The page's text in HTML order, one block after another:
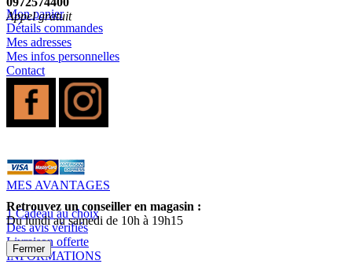
Mon panier
Détails commandes
Mes adresses
Mes infos personnelles
Contact
MES AVANTAGES
1 Cadeau au choix
Des avis vérifiés
Livraison offerte
INFORMATIONS
Appel gratuit
Retrouvez un conseiller en magasin :
Du lundi au samedi de 10h à 19h15
Fermer